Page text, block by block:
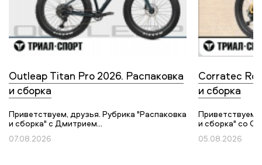
Outleap Titan Pro 2026. Распаковка
и сборка
Приветствуем, друзья. Рубрика "Распаковка
и сборка" с Дмитрием...
07.08.2026
Corratec
и сборка
Приветствуем,
и сборка" со
05.08.2026